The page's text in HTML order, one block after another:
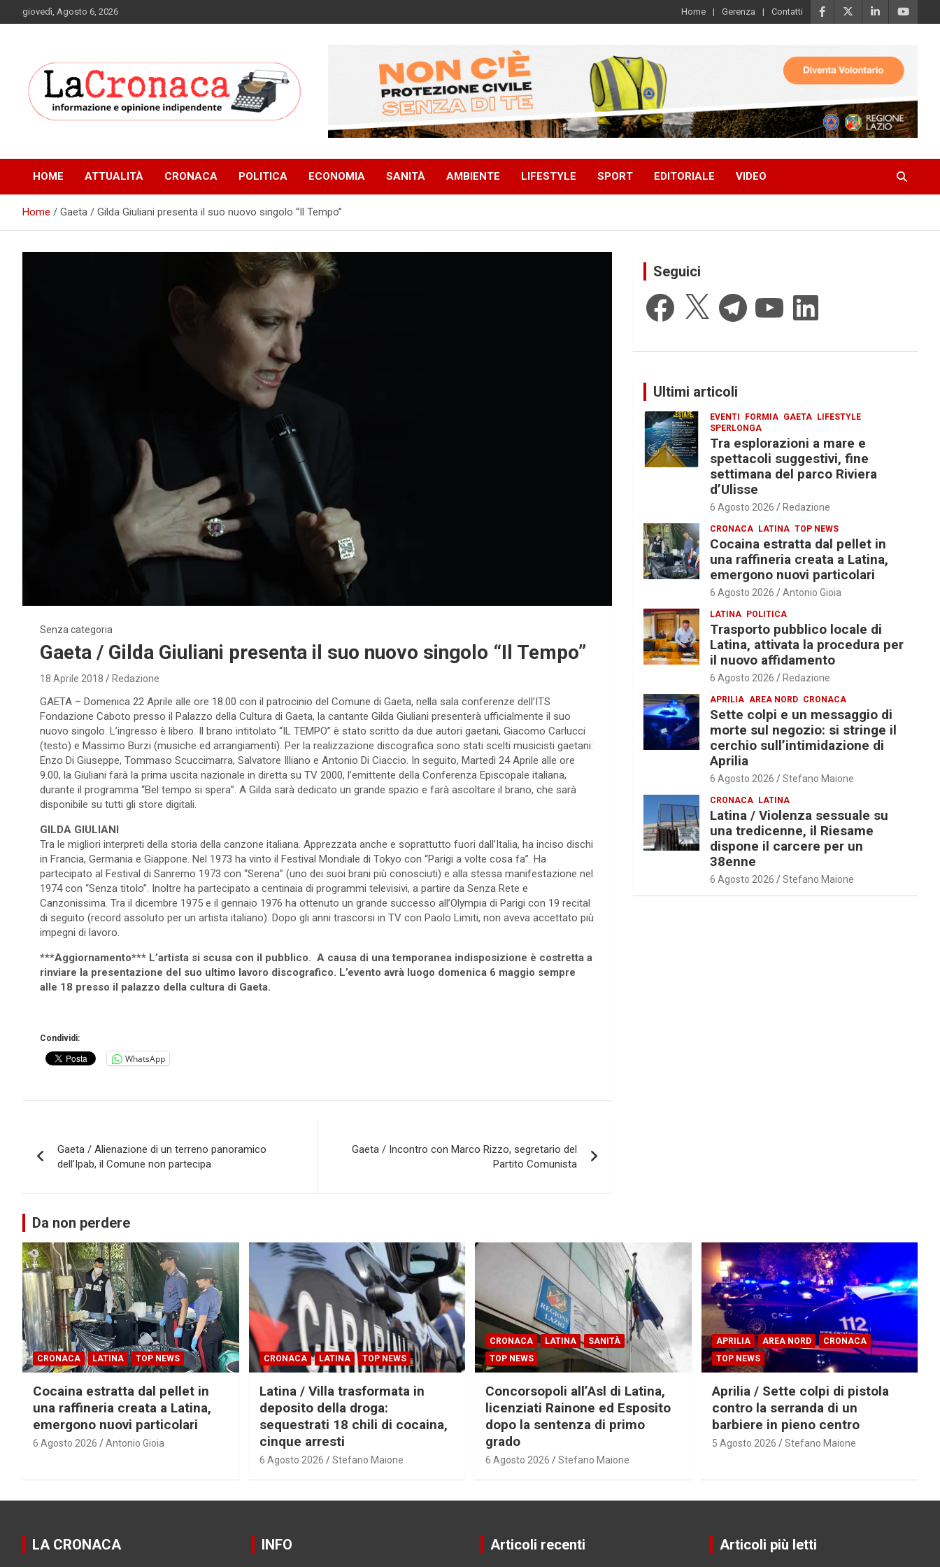
to
giovedì, Agosto 6, 2026 Home Gerenza Contatti
HOME ATTUALITÀ CRONACA POLITICA ECONOMIA SANITÀ AMBIENTE LIFESTYLE SPORT EDITORIALE VIDEO
Home Gaeta / Gilda Giuliani presenta il suo nuovo singolo “Il Tempo”
Senza categoria
Gaeta / Gilda Giuliani presenta il suo nuovo singolo “Il Tempo”
18 Aprile 2018 Redazione
GAETA – Domenica 22 Aprile alle ore 18.00 con il patrocinio del Comune di Gaeta, nella sala conferenze dell’ITS
Fondazione Caboto presso il Palazzo della Cultura di Gaeta, la cantante Gilda Giuliani presenterà ufficialmente il suo
nuovo singolo. L’ingresso è libero. Il brano intitolato “IL TEMPO” è stato scritto da due autori gaetani, Giacomo Carlucci
(testo) e Massimo Burzi (musiche ed arrangiamenti). Per la realizzazione discografica sono stati scelti musicisti gaetani:
Enzo Di Giuseppe, Tommaso Scuccimarra, Salvatore Illiano e Antonio Di Ciaccio. In seguito, Martedì 24 Aprile alle ore
9.00, la Giuliani farà la prima uscita nazionale in diretta su TV 2000, l’emittente della Conferenza Episcopale italiana,
durante il programma “Bel tempo si spera”. A Gilda sarà dedicato un grande spazio e farà ascoltare il brano, che sarà
disponibile su tutti gli store digitali.
GILDA GIULIANI
Tra le migliori interpreti della storia della canzone italiana. Apprezzata anche e soprattutto fuori dall’Italia, ha inciso dischi
in Francia, Germania e Giappone. Nel 1973 ha vinto il Festival Mondiale di Tokyo con “Parigi a volte cosa fa”. Ha
partecipato al Festival di Sanremo 1973 con “Serena” (uno dei suoi brani più conosciuti) e alla stessa manifestazione nel
1974 con “Senza titolo”. Inoltre ha partecipato a centinaia di programmi televisivi, a partire da Senza Rete e
Canzonissima. Tra il dicembre 1975 e il gennaio 1976 ha ottenuto un grande successo all’Olympia di Parigi con 19 recital
di seguito (record assoluto per un artista italiano). Dopo gli anni trascorsi in TV con Paolo Limiti, non aveva accettato più
impegni di lavoro.
***Aggiornamento*** L’artista si scusa con il pubblico. A causa di una temporanea indisposizione è costretta a
rinviare la presentazione del suo ultimo lavoro discografico. L’evento avrà luogo domenica 6 maggio sempre
alle 18 presso il palazzo della cultura di Gaeta.
Condividi:
WhatsApp
articoli
Gaeta / Alienazione di un terreno panoramico
dell’Ipab, il Comune non partecipa
Gaeta / Incontro con Marco Rizzo, segretario del
Partito Comunista
Seguici
Facebook
X TelegramYouTube LinkedIn
Ultimi articoli
EVENTI FORMIA GAETA LIFESTYLE
SPERLONGA
Tra esplorazioni a mare e
spettacoli suggestivi, fine
settimana del parco Riviera
d’Ulisse
6 Agosto 2026 Redazione
CRONACA LATINA TOP NEWS
Cocaina estratta dal pellet in
una raffineria creata a Latina,
emergono nuovi particolari
6 Agosto 2026 Antonio Gioia
LATINA POLITICA
Trasporto pubblico locale di
Latina, attivata la procedura per
il nuovo affidamento
6 Agosto 2026 Redazione
APRILIA AREA NORD CRONACA
Sette colpi e un messaggio di
morte sul negozio: si stringe il
cerchio sull’intimidazione di
Aprilia
6 Agosto 2026 Stefano Maione
CRONACA LATINA
Latina / Violenza sessuale su
una tredicenne, il Riesame
dispone il carcere per un
38enne
6 Agosto 2026 Stefano Maione
Da non perdere
CRONACA LATINA TOP NEWS
Cocaina estratta dal pellet in
una raffineria creata a Latina,
emergono nuovi particolari
6 Agosto 2026 Antonio Gioia
CRONACA LATINA TOP NEWS
Latina / Villa trasformata in
deposito della droga:
sequestrati 18 chili di cocaina,
cinque arresti
6 Agosto 2026 Stefano Maione
CRONACA LATINA
SANITÀ
TOP NEWS
Concorsopoli all’Asl di Latina,
licenziati Rainone ed Esposito
dopo la sentenza di primo
grado
6 Agosto 2026 Stefano Maione
APRILIA AREA NORD
CRONACA
TOP NEWS
Aprilia / Sette colpi di pistola
contro la serranda di un
barbiere in pieno centro
5 Agosto 2026 Stefano Maione
LA CRONACA INFO Articoli recenti Articoli più letti